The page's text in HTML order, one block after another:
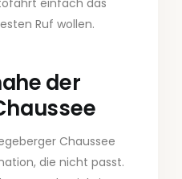
einfach das
Ruf wollen.
der
Chaussee
die nicht passt.